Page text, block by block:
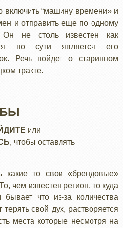
включить “машину времени» и
и отправить еще по одному
Он не столь известен как
по сути является его
Речь пойдет о старинном
тракте.
или
, чтобы оставлять
какие то свои «брендовые»
чем известен регион, то куда
что из-за количества
терять свой дух, растворяется
места которые несмотря на